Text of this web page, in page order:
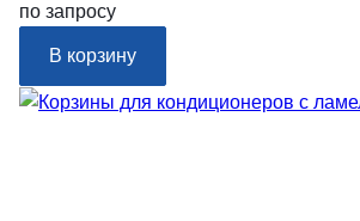
по запросу
В корзину